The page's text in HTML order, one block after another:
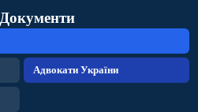
Документи
Адвокати України